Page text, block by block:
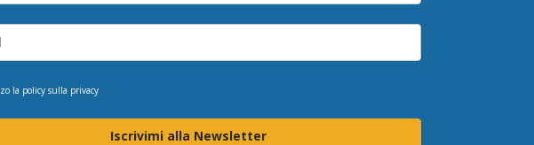
la policy sulla privacy
Iscrivimi alla Newsletter